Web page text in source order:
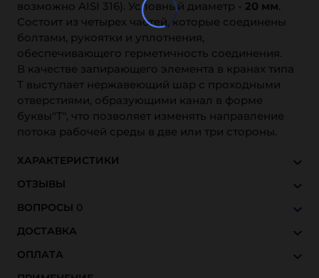
возможно AISI 316). Условный диаметр - 20 мм.
Состоит из четырех частей, которые соединены
болтами, рукоятки и уплотнения,
обеспечивающего герметичность соединения.
В качестве запирающего элемента в кранах типа
Т выступает нержавеющий шар с проходными
отверстиями, образующими канал в форме
буквы"Т", что позволяет изменять направление
потока рабочей среды в две или три стороны.
ХАРАКТЕРИСТИКИ
ОТЗЫВЫ
ВОПРОСЫ 0
ДОСТАВКА
ОПЛАТА